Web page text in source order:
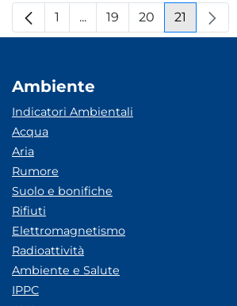
Pagina
1 ...Pagine intermedie
Pagina
19 Pagina
20 Pagina
21
Ambiente
Indicatori Ambientali
Acqua
Aria
Rumore
Suolo e bonifiche
Rifiuti
Elettromagnetismo
Radioattività
Ambiente e Salute
IPPC